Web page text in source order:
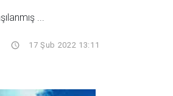
...
17 Şub 2022 13:11